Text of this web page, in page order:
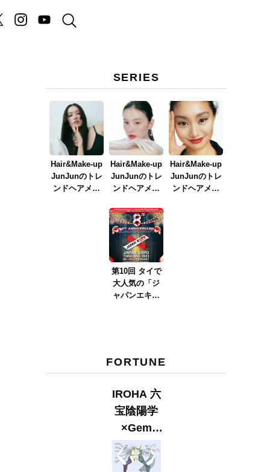
SERIES
Hair&Make-up
JunJunのトレ
ンドヘアメイ
Hair&Make-up
JunJunのトレ
ンドヘアメイ
イク
ver.2023』
Hair&Make-up
JunJunのトレ
ンドヘアメイ
第10回 タイで
大人気の「ジ
ャパンエキス
FORTUNE
IROHA 六
宝陰陽学
×Gem
Muse
【GLITTER